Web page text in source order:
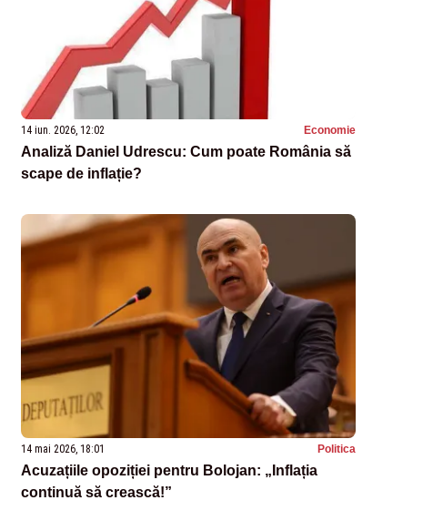
14 iun. 2026, 12:02 Economie
Analiză Daniel Udrescu: Cum poate România să
scape de inflație?
14 mai 2026, 18:01 Politica
Acuzațiile opoziției pentru Bolojan: „Inflația
continuă să crească!”